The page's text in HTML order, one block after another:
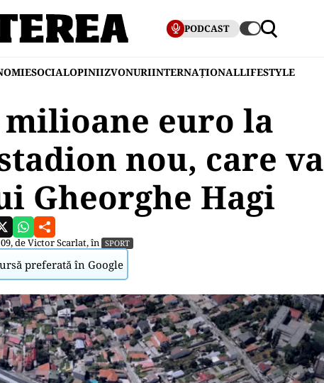
PODCAST
SOCIALOPINIIZVONURIINTERNAȚIONALLIFESTYLE
euro la
nou, care va
Gheorghe Hagi
deVictor Scarlat, în SPORT
preferată în Google